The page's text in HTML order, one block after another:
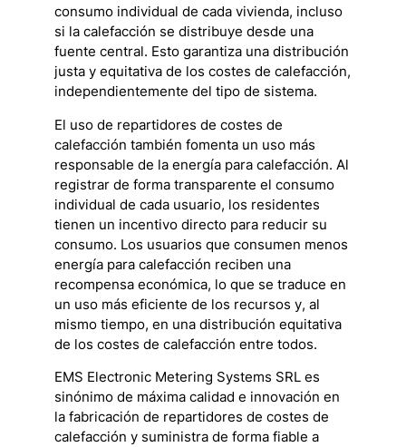
consumo individual de cada vivienda, incluso
si la calefacción se distribuye desde una
fuente central. Esto garantiza una distribución
justa y equitativa de los costes de calefacción,
independientemente del tipo de sistema.
El uso de repartidores de costes de
calefacción también fomenta un uso más
responsable de la energía para calefacción. Al
registrar de forma transparente el consumo
individual de cada usuario, los residentes
tienen un incentivo directo para reducir su
consumo. Los usuarios que consumen menos
energía para calefacción reciben una
recompensa económica, lo que se traduce en
un uso más eficiente de los recursos y, al
mismo tiempo, en una distribución equitativa
de los costes de calefacción entre todos.
EMS Electronic Metering Systems SRL es
sinónimo de máxima calidad e innovación en
la fabricación de repartidores de costes de
calefacción y suministra de forma fiable a